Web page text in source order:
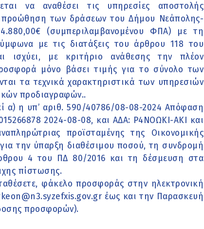
να αναθέσει τις υπηρεσίες αποστολής
των δράσεων του Δήμου Νεάπολης-
(συμπεριλαμβανομένου ΦΠΑ) με τη
με τις διατάξεις του άρθρου 118 του
ισχύει, με κριτήριο ανάθεσης την πλέον
μόνο βάσει τιμής για το σύνολο των
τα τεχνικά χαρακτηριστικά των υπηρεσιών
προδιαγραφών..
α) η υπ’ αριθ. 590/40786/08-08-2024 Απόφαση
2024-08-08, και ΑΔΑ: Ρ4ΝΟΩΚΙ-ΑΚΙ και
προϊσταμένης της Οικονομικής
την ύπαρξη διαθέσιμου ποσού, τη συνδρομή
4 του ΠΔ 80/2016 και τη δέσμευση στα
πίστωσης.
φάκελο προσφοράς στην ηλεκτρονική
έως και την Παρασκευή
προσφορών).